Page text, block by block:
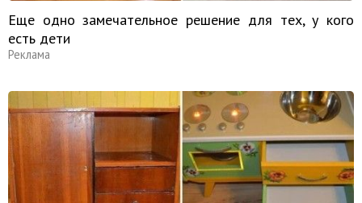
Еще одно замечательное решение для тех, у кого
есть дети
Реклама